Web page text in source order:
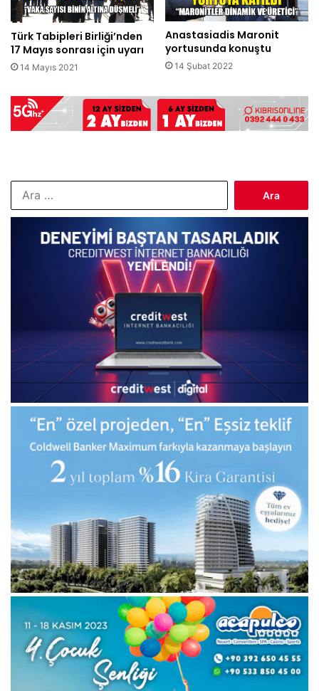
Türk Tabipleri Birliği’nden
17 Mayıs sonrası için uyarı
14 Mayıs 2021
Anastasiadis Maronit
yortusunda konuştu
14 Şubat 2022